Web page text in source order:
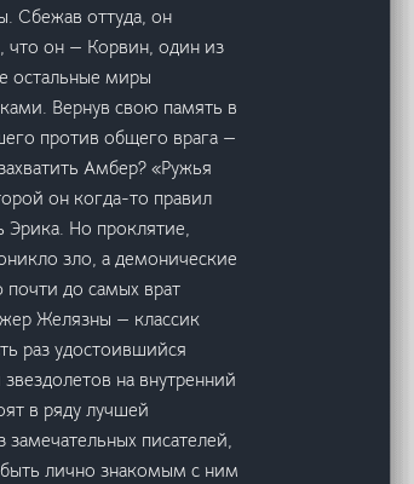
Сбежав оттуда, он
что он — Корвин, один из
остальные миры
Вернув свою память в
против общего врага —
Амбер? «Ружья
он когда-то правил
Эрика. Но проклятие,
зло, а демонические
до самых врат
Желязны — классик
раз удостоившийся
на внутренний
в ряду лучшей
писателей,
лично знакомым с ним